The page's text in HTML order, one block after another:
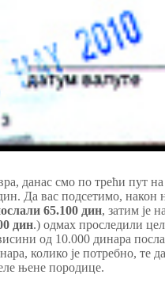
данас смо по трећи пут на
Да вас подсетимо, након
65.100 дин, затим је
дин.) одмах проследили
од 10.000 динара
колико је потребно, те
њене породице.